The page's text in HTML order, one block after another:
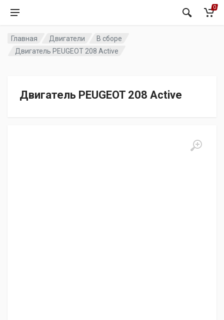
0
Главная Двигатели
В сборе
Двигатель PEUGEOT 208 Active
Двигатель PEUGEOT 208 Active